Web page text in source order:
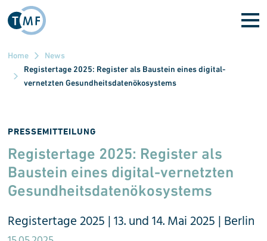
Direkt zum Inhalt
Home
News
Registertage 2025: Register als Baustein eines digital-
vernetzten Gesundheitsdatenökosystems
PRESSEMITTEILUNG
Registertage 2025: Register als
Baustein eines digital-vernetzten
Gesundheitsdatenökosystems
Registertage 2025 | 13. und 14. Mai 2025 | Berlin